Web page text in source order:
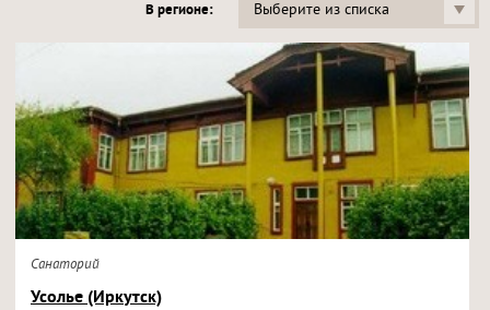
В регионе: Выберите из списка
Санаторий
Усолье (Иркутск)